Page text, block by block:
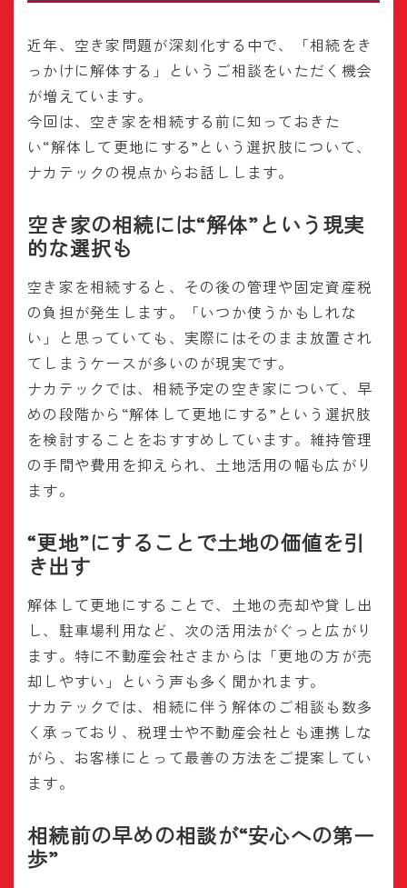
近年、空き家問題が深刻化する中で、「相続をき
っかけに解体する」というご相談をいただく機会
が増えています。
今回は、空き家を相続する前に知っておきた
い“解体して更地にする”という選択肢について、
ナカテックの視点からお話しします。
空き家の相続には“解体”という現実
的な選択も
空き家を相続すると、その後の管理や固定資産税
の負担が発生します。「いつか使うかもしれな
い」と思っていても、実際にはそのまま放置され
てしまうケースが多いのが現実です。
ナカテックでは、相続予定の空き家について、早
めの段階から“解体して更地にする”という選択肢
を検討することをおすすめしています。維持管理
の手間や費用を抑えられ、土地活用の幅も広がり
ます。
“更地”にすることで土地の価値を引
き出す
解体して更地にすることで、土地の売却や貸し出
し、駐車場利用など、次の活用法がぐっと広がり
ます。特に不動産会社さまからは「更地の方が売
却しやすい」という声も多く聞かれます。
ナカテックでは、相続に伴う解体のご相談も数多
く承っており、税理士や不動産会社とも連携しな
がら、お客様にとって最善の方法をご提案してい
ます。
相続前の早めの相談が“安心への第一
歩”